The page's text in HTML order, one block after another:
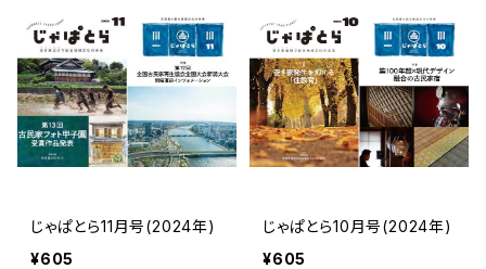
じゃぱとら11月号(2024年)
¥605
じゃぱとら10月号(2024年)
¥605